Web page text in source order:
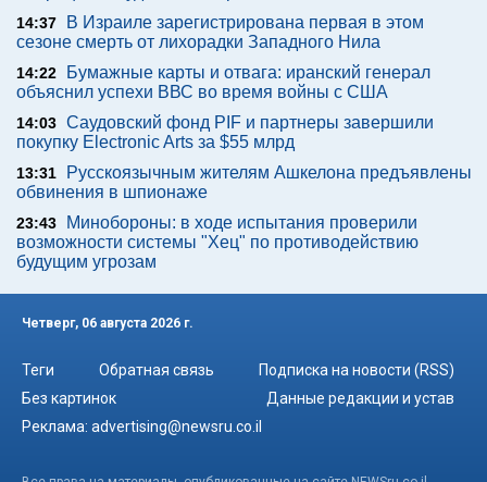
14:37
В Израиле зарегистрирована первая в этом
сезоне смерть от лихорадки Западного Нила
14:22
Бумажные карты и отвага: иранский генерал
объяснил успехи ВВС во время войны с США
14:03 Саудовский фонд PIF и партнеры завершили
покупку Electronic Arts за $55 млрд
13:31
Русскоязычным жителям Ашкелона предъявлены
обвинения в шпионаже
23:43
Минобороны: в ходе испытания проверили
возможности системы "Хец" по противодействию
будущим угрозам
Четверг, 06 августа 2026 г.
Теги Обратная связь
Подписка на новости (RSS)
Без картинок
Данные редакции и устав
Реклама: advertising@newsru.co.il